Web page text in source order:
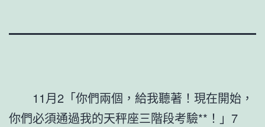
11月2「你們兩個，給我聽著！現在開始，
你們必須通過我的天秤座三階段考驗**！」7